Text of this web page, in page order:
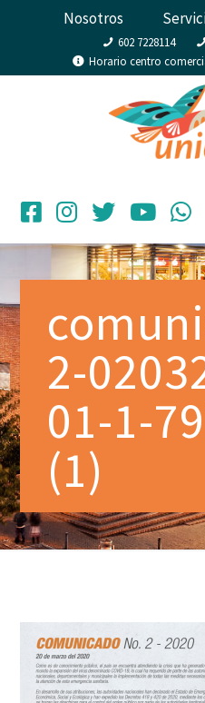
Nosotros
602 7228114
Horario centro
2-
01-1-
(1)